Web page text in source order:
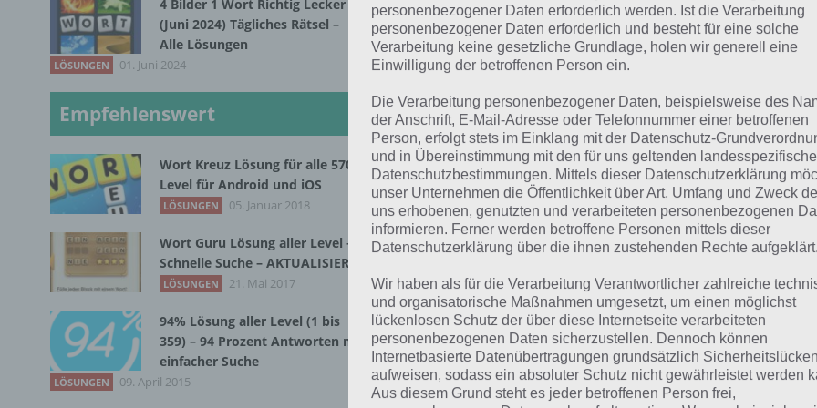
Bei Cheese Tower handelt es sich um ein Puzzle Spiel, wo
und Taktik haben muss. Während es zu Beginn noch einfach
Level zu Level schwerer. Wir sehen Käse und andere graue
sein). Diese grauen Blöcke können wir wegklicken. Dadurch
und nach zusammen. Der Käse darf natürlich nicht
Daher sollte man oben beginnen. Natürlich ist das ganze
Käsestück rechts auf einen Block und links ist alles frei, so
obere Teil komplett einstürzt. Wie in Puzzle Spielen üblich
zu 3 Sterne. In Cheese Tower gibt es drei Käseecken. Wenn
Mindestens eine Käseecke zum Bestehen des Levels
kommt es auf Köpfchen an. Cheese Tower ist kostenlos und
Play Store für Android geladen werden.
4 Bilder 1 Wort Richtig Lecker
(Juni 2024) Tägliches Rätsel –
Alle Lösungen
LÖSUNGEN 01. Juni 2024
Empfehlenswert
Wort Kreuz Lösung für alle 570
Level für Android und iOS
LÖSUNGEN 05. Januar 2018
Wort Guru Lösung aller Level –
Schnelle Suche – AKTUALISIERT
LÖSUNGEN 21. Mai 2017
94% Lösung aller Level (1 bis
359) – 94 Prozent Antworten mit
einfacher Suche
LÖSUNGEN 09. April 2015
personenbezogener Daten erforderlich werden. Ist die Verarbeitung
personenbezogener Daten erforderlich und besteht für eine solche
Verarbeitung keine gesetzliche Grundlage, holen wir generell eine
Einwilligung der betroffenen Person ein.
Die Verarbeitung personenbezogener Daten, beispielsweise des
der Anschrift, E-Mail-Adresse oder Telefonnummer einer betroffenen
Person, erfolgt stets im Einklang mit der Datenschutz-
und in Übereinstimmung mit den für uns geltenden
Datenschutzbestimmungen. Mittels dieser Datenschutzerklärung
unser Unternehmen die Öffentlichkeit über Art, Umfang und Zweck
uns erhobenen, genutzten und verarbeiteten personenbezogenen
informieren. Ferner werden betroffene Personen mittels dieser
Datenschutzerklärung über die ihnen zustehenden Rechte aufgeklärt.
Wir haben als für die Verarbeitung Verantwortlicher zahlreiche
und organisatorische Maßnahmen umgesetzt, um einen möglichst
lückenlosen Schutz der über diese Internetseite verarbeiteten
personenbezogenen Daten sicherzustellen. Dennoch können
Internetbasierte Datenübertragungen grundsätzlich Sicherheitslücken
aufweisen, sodass ein absoluter Schutz nicht gewährleistet werden
Aus diesem Grund steht es jeder betroffenen Person frei,